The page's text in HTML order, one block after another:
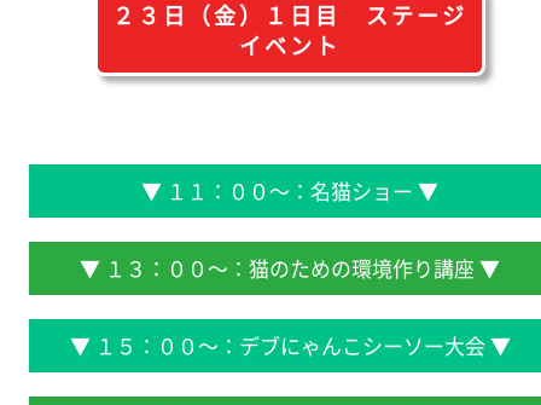
２３日（金）１日目 ステージ
イベント
▼ １１：００～：名猫ショー ▼
▼ １３：００～：猫のための環境作り講座 ▼
▼ １５：００～：デブにゃんこシーソー大会 ▼